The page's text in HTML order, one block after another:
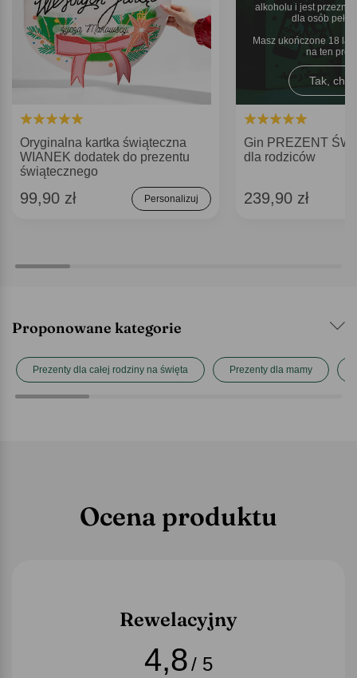
Oryginalna kartka świąteczna
WIANEK dodatek do prezentu
świątecznego
99,90 zł Personalizuj
alkoholu i jest
dla osób
Masz ukończone 18 lat
na ten
Tak,
Gin PREZENT
dla rodziców
239,90 zł
Proponowane kategorie
Prezenty dla całej rodziny na święta Prezenty dla mamy
Ocena produktu
Rewelacyjny
4,8/ 5